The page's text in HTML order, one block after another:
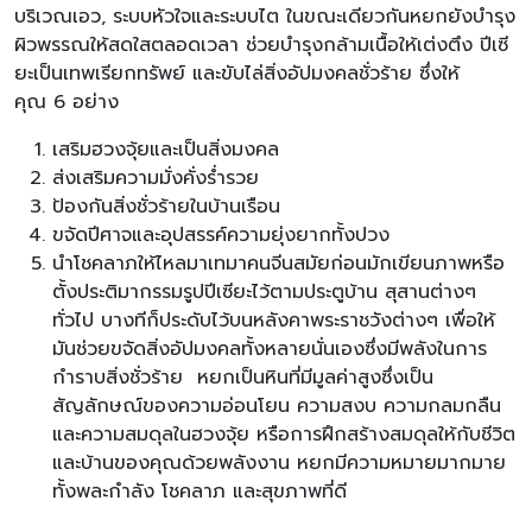
บริเวณเอว, ระบบหัวใจและระบบไต ในขณะเดียวกันหยกยังบำรุง
ผิวพรรณให้สดใสตลอดเวลา ช่วยบำรุงกล้ามเนื้อให้เต่งตึง ปีเซี
ยะเป็นเทพเรียกทรัพย์ และขับไล่สิ่งอัปมงคลชั่วร้าย ซึ่งให้
คุณ 6 อย่าง
เสริมฮวงจุ้ยและเป็นสิ่งมงคล
ส่งเสริมความมั่งคั่งร่ำรวย
ป้องกันสิ่งชั่วร้ายในบ้านเรือน
ขจัดปีศาจและอุปสรรค์ความยุ่งยากทั้งปวง
นำโชคลาภให้ไหลมาเทมาคนจีนสมัยก่อนมักเขียนภาพหรือ
ตั้งประติมากรรมรูปปีเซียะไว้ตามประตูบ้าน สุสานต่างๆ
ทั่วไป บางทีก็ประดับไว้บนหลังคาพระราชวังต่างๆ เพื่อให้
มันช่วยขจัดสิ่งอัปมงคลทั้งหลายนั่นเองซึ่งมีพลังในการ
กำราบสิ่งชั่วร้าย หยกเป็นหินที่มีมูลค่าสูงซึ่งเป็น
สัญลักษณ์ของความอ่อนโยน ความสงบ ความกลมกลืน
และความสมดุลในฮวงจุ้ย หรือการฝึกสร้างสมดุลให้กับชีวิต
และบ้านของคุณด้วยพลังงาน หยกมีความหมายมากมาย
ทั้งพละกำลัง โชคลาภ และสุขภาพที่ดี